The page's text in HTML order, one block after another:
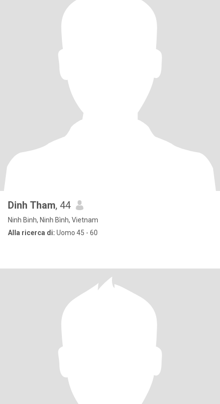
Dinh Tham, 44
Ninh Binh, Ninh Bình, Vietnam
Alla ricerca di: Uomo 45 - 60